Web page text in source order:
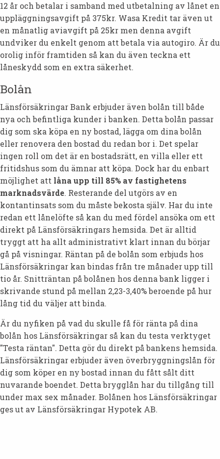
12 år och betalar i samband med utbetalning av lånet en
uppläggningsavgift på 375kr. Wasa Kredit tar även ut
en månatlig aviavgift på 25kr men denna avgift
undviker du enkelt genom att betala via autogiro. Är du
orolig inför framtiden så kan du även teckna ett
låneskydd som en extra säkerhet.
Bolån
Länsförsäkringar Bank erbjuder även bolån till både
nya och befintliga kunder i banken. Detta bolån passar
dig som ska köpa en ny bostad, lägga om dina bolån
eller renovera den bostad du redan bor i. Det spelar
ingen roll om det är en bostadsrätt, en villa eller ett
fritidshus som du ämnar att köpa. Dock har du enbart
möjlighet att låna upp till 85% av fastighetens
marknadsvärde. Resterande del utgörs av en
kontantinsats som du måste bekosta själv. Har du inte
redan ett lånelöfte så kan du med fördel ansöka om ett
direkt på Länsförsäkringars hemsida. Det är alltid
tryggt att ha allt administrativt klart innan du börjar
gå på visningar. Räntan på de bolån som erbjuds hos
Länsförsäkringar kan bindas från tre månader upp till
tio år. Snitträntan på bolånen hos denna bank ligger i
skrivande stund på mellan 2,23-3,40% beroende på hur
lång tid du väljer att binda.
Är du nyfiken på vad du skulle få för ränta på dina
bolån hos Länsförsäkringar så kan du testa verktyget
"Testa räntan". Detta gör du direkt på bankens hemsida.
Länsförsäkringar erbjuder även överbryggningslån för
dig som köper en ny bostad innan du fått sålt ditt
nuvarande boendet. Detta brygglån har du tillgång till
under max sex månader. Bolånen hos Länsförsäkringar
ges ut av Länsförsäkringar Hypotek AB.